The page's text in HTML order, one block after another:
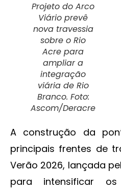
Projeto do Arco
Viário prevê
nova travessia
sobre o Rio
Acre para
ampliar a
integração
viária de Rio
Branco. Foto:
Ascom/Deracre
A construção da
principais frentes de
Verão 2026, lançada
para intensificar